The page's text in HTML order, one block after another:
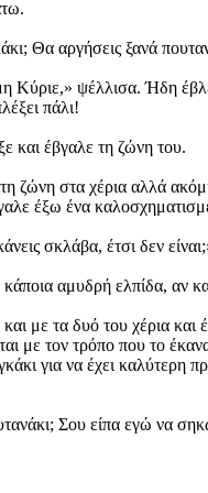
Θα αργήσεις ξανά
Κύριε,» ψέλλισα. Ήδη
πάλι!
και έβγαλε τη ζώνη του.
ζώνη στα χέρια αλλά
έξω ένα
σκλάβα, έτσι δεν
αμυδρή ελπίδα, αν
με τα δυό του χέρια
με τον τρόπο που το
για να έχει
Σου είπα εγώ να